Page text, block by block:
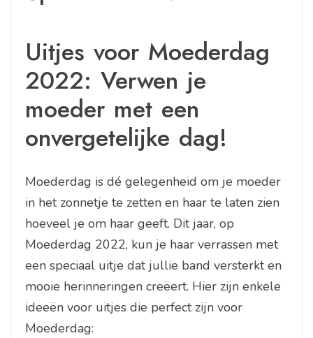
Uitjes voor Moederdag
2022: Verwen je
moeder met een
onvergetelijke dag!
Moederdag is dé gelegenheid om je moeder
in het zonnetje te zetten en haar te laten zien
hoeveel je om haar geeft. Dit jaar, op
Moederdag 2022, kun je haar verrassen met
een speciaal uitje dat jullie band versterkt en
mooie herinneringen creëert. Hier zijn enkele
ideeën voor uitjes die perfect zijn voor
Moederdag: